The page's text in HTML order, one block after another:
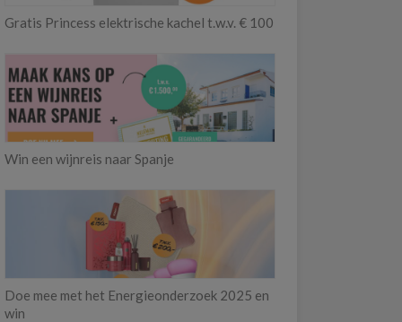
Gratis Princess elektrische kachel t.w.v. € 100
Win een wijnreis naar Spanje
Doe mee met het Energieonderzoek 2025 en
win